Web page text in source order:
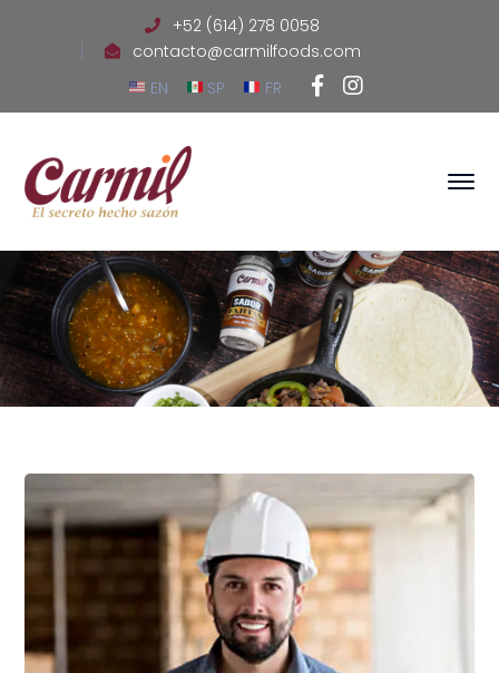
+52 (614) 278 0058
contacto@carmilfoods.com
EN
SP FR
Facebook
Profile
Instagram
Profile